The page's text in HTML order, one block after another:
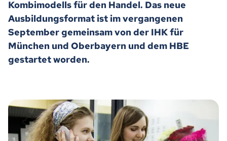
Kombimodells für den Handel. Das neue
Ausbildungsformat ist im vergangenen
September gemeinsam von der IHK für
München und Oberbayern und dem HBE
gestartet worden.